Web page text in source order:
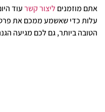
אתם מוזמנים ליצור קשרעוד
עלות כדי שאשמע ממכם את
הטובה ביותר, גם לכם מגיעה